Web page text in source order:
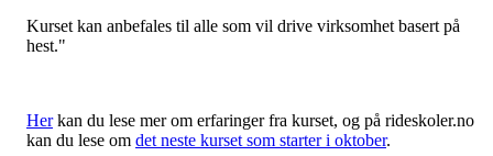
Kurset kan anbefales til alle som vil drive virksomhet basert på
hest."
Herkan du lese mer om erfaringer fra kurset, og på rideskoler.no
kan du lese om det neste kurset som starter i oktober.